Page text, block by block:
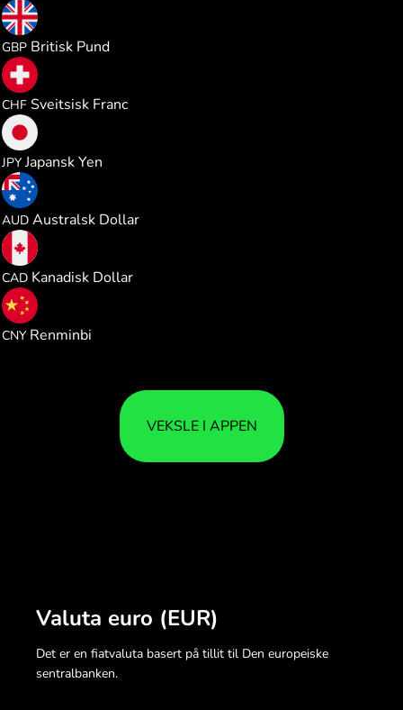
GBP Britisk Pund
CHF Sveitsisk Franc
JPY Japansk Yen
AUD Australsk Dollar
CAD Kanadisk Dollar
CNY Renminbi
VEKSLE I APPEN
Valuta euro (EUR)
Det er en fiatvaluta basert på tillit til Den europeiske
sentralbanken.